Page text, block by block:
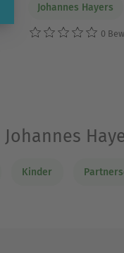
Johannes Hayers
0
Kinder